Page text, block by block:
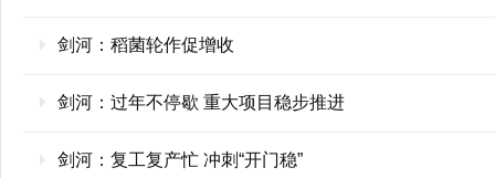
剑河：稻菌轮作促增收
剑河：过年不停歇 重大项目稳步推进
剑河：复工复产忙 冲刺“开门稳”